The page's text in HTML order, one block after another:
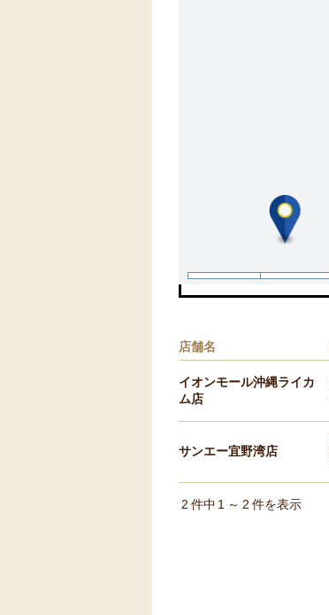
店舗名
イオンモール沖縄ライカ
ム店
サンエー宜野湾店
2 件中 1 ～ 2 件を表示